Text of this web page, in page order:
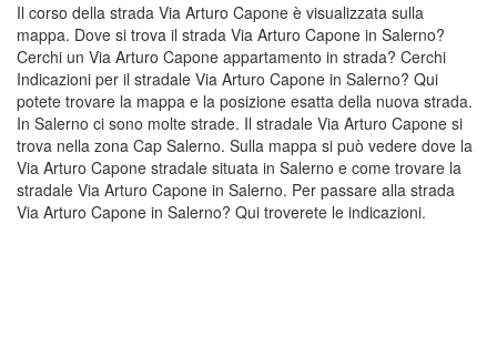
Il corso della strada Via Arturo Capone è visualizzata sulla
mappa. Dove si trova il strada Via Arturo Capone in Salerno?
Cerchi un Via Arturo Capone appartamento in strada? Cerchi
Indicazioni per il stradale Via Arturo Capone in Salerno? Qui
potete trovare la mappa e la posizione esatta della nuova strada.
In Salerno ci sono molte strade. Il stradale Via Arturo Capone si
trova nella zona Cap Salerno. Sulla mappa si può vedere dove la
Via Arturo Capone stradale situata in Salerno e come trovare la
stradale Via Arturo Capone in Salerno. Per passare alla strada
Via Arturo Capone in Salerno? Qui troverete le indicazioni.